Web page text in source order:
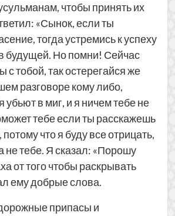
чтобы принять их
«Сынок, если ты
тогда устремись к успеху
будущей. Но помни! Сейчас
с тобой, так остерегайся же
разговоре кому либо,
убьют в миг, и я ничем тебе не
тебе если ты расскажешь
что я буду все отрицать,
не тебе. Я сказал: «Порошу
от того чтобы раскрывать
ему добрые слова.
припасы и